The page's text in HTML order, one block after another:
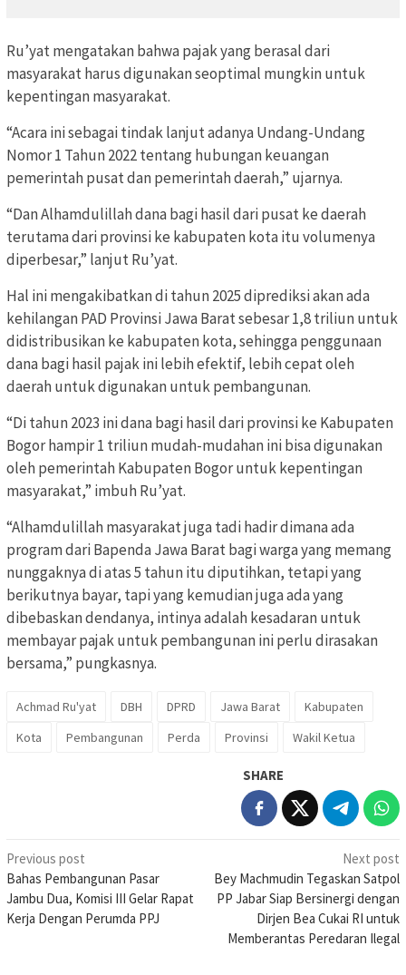
Ru’yat mengatakan bahwa pajak yang berasal dari
masyarakat harus digunakan seoptimal mungkin untuk
kepentingan masyarakat.
“Acara ini sebagai tindak lanjut adanya Undang-Undang
Nomor 1 Tahun 2022 tentang hubungan keuangan
pemerintah pusat dan pemerintah daerah,” ujarnya.
“Dan Alhamdulillah dana bagi hasil dari pusat ke daerah
terutama dari provinsi ke kabupaten kota itu volumenya
diperbesar,” lanjut Ru’yat.
Hal ini mengakibatkan di tahun 2025 diprediksi akan ada
kehilangan PAD Provinsi Jawa Barat sebesar 1,8 triliun untuk
didistribusikan ke kabupaten kota, sehingga penggunaan
dana bagi hasil pajak ini lebih efektif, lebih cepat oleh
daerah untuk digunakan untuk pembangunan.
“Di tahun 2023 ini dana bagi hasil dari provinsi ke Kabupaten
Bogor hampir 1 triliun mudah-mudahan ini bisa digunakan
oleh pemerintah Kabupaten Bogor untuk kepentingan
masyarakat,” imbuh Ru’yat.
“Alhamdulillah masyarakat juga tadi hadir dimana ada
program dari Bapenda Jawa Barat bagi warga yang memang
nunggaknya di atas 5 tahun itu diputihkan, tetapi yang
berikutnya bayar, tapi yang kemudian juga ada yang
dibebaskan dendanya, intinya adalah kesadaran untuk
membayar pajak untuk pembangunan ini perlu dirasakan
bersama,” pungkasnya.
Achmad Ru'yat DBH DPRD Jawa Barat
Kabupaten
Kota
Pembangunan Perda Provinsi Wakil Ketua
SHARE
Post
navigation
Previous post
Bahas Pembangunan Pasar
Jambu Dua, Komisi III Gelar Rapat
Kerja Dengan Perumda PPJ
Next post
Bey Machmudin Tegaskan Satpol
PP Jabar Siap Bersinergi dengan
Dirjen Bea Cukai RI untuk
Memberantas Peredaran Ilegal